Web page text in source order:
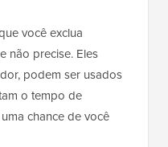
você exclua
não precise. Eles
podem ser usados
o tempo de
chance de você